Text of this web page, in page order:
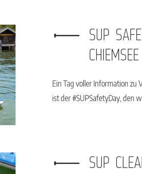
SUP
CHIEMSEE
Ein Tag voller Information zu
ist der #SUPSafetyDay, den
SUP